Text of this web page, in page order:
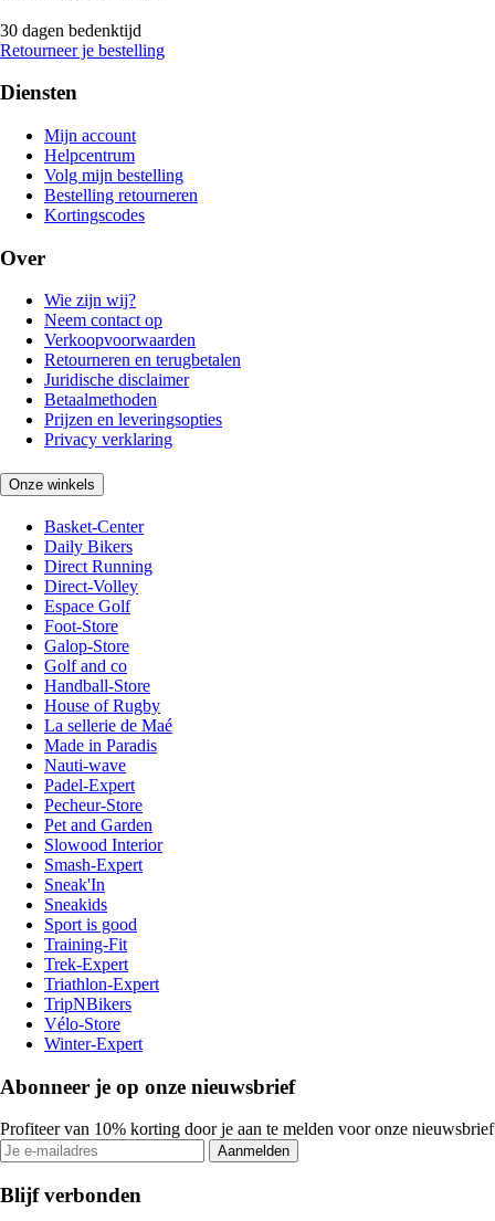
30 dagen bedenktijd
Retourneer je bestelling
Diensten
Mijn account
Helpcentrum
Volg mijn bestelling
Bestelling retourneren
Kortingscodes
Over
Wie zijn wij?
Neem contact op
Verkoopvoorwaarden
Retourneren en terugbetalen
Juridische disclaimer
Betaalmethoden
Prijzen en leveringsopties
Privacy verklaring
Onze winkels
Basket-Center
Daily Bikers
Direct Running
Direct-Volley
Espace Golf
Foot-Store
Galop-Store
Golf and co
Handball-Store
House of Rugby
La sellerie de Maé
Made in Paradis
Nauti-wave
Padel-Expert
Pecheur-Store
Pet and Garden
Slowood Interior
Smash-Expert
Sneak'In
Sneakids
Sport is good
Training-Fit
Trek-Expert
Triathlon-Expert
TripNBikers
Vélo-Store
Winter-Expert
Abonneer je op onze nieuwsbrief
Profiteer van 10% korting door je aan te melden voor onze nieuwsbrief
Aanmelden
Blijf verbonden